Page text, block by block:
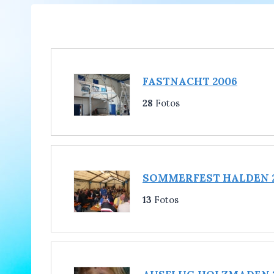
FASTNACHT 2006
28 Fotos
SOMMERFEST HALDEN
13 Fotos